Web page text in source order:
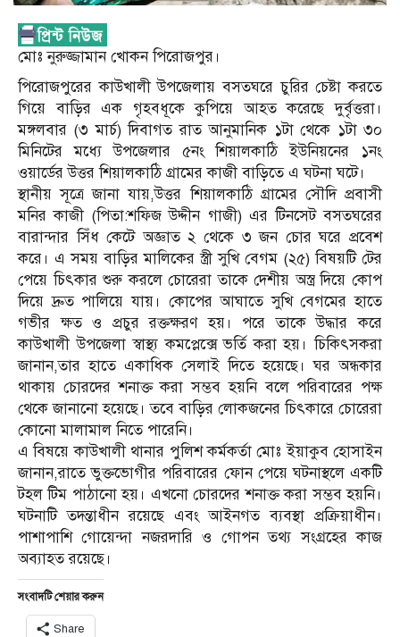
মোঃ নুরুজ্জামান খোকন পিরোজপুর।
পিরোজপুরের কাউখালী উপজেলায় বসতঘরে চুরির চেষ্টা করতে
গিয়ে বাড়ির এক গৃহবধূকে কুপিয়ে আহত করেছে দুর্বৃত্তরা।
মঙ্গলবার (৩ মার্চ) দিবাগত রাত আনুমানিক ১টা থেকে ১টা ৩০
মিনিটের মধ্যে উপজেলার ৫নং শিয়ালকাঠি ইউনিয়নের ১নং
ওয়ার্ডের উত্তর শিয়ালকাঠি গ্রামের কাজী বাড়িতে এ ঘটনা ঘটে।
স্থানীয় সূত্রে জানা যায়,উত্তর শিয়ালকাঠি গ্রামের সৌদি প্রবাসী
মনির কাজী (পিতা:শফিজ উদ্দীন গাজী) এর টিনসেট বসতঘরের
বারান্দার সিঁধ কেটে অজ্ঞাত ২ থেকে ৩ জন চোর ঘরে প্রবেশ
করে। এ সময় বাড়ির মালিকের স্ত্রী সুখি বেগম (২৫) বিষয়টি টের
পেয়ে চিৎকার শুরু করলে চোরেরা তাকে দেশীয় অস্ত্র দিয়ে কোপ
দিয়ে দ্রুত পালিয়ে যায়। কোপের আঘাতে সুখি বেগমের হাতে
গভীর ক্ষত ও প্রচুর রক্তক্ষরণ হয়। পরে তাকে উদ্ধার করে
কাউখালী উপজেলা স্বাস্থ্য কমপ্লেক্সে ভর্তি করা হয়। চিকিৎসকরা
জানান,তার হাতে একাধিক সেলাই দিতে হয়েছে। ঘর অন্ধকার
থাকায় চোরদের শনাক্ত করা সম্ভব হয়নি বলে পরিবারের পক্ষ
থেকে জানানো হয়েছে। তবে বাড়ির লোকজনের চিৎকারে চোরেরা
কোনো মালামাল নিতে পারেনি।
এ বিষয়ে কাউখালী থানার পুলিশ কর্মকর্তা মোঃ ইয়াকুব হোসাইন
জানান,রাতে ভুক্তভোগীর পরিবারের ফোন পেয়ে ঘটনাস্থলে একটি
টহল টিম পাঠানো হয়। এখনো চোরদের শনাক্ত করা সম্ভব হয়নি।
ঘটনাটি তদন্তাধীন রয়েছে এবং আইনগত ব্যবস্থা প্রক্রিয়াধীন।
পাশাপাশি গোয়েন্দা নজরদারি ও গোপন তথ্য সংগ্রহের কাজ
অব্যাহত রয়েছে।
সংবাদটি শেয়ার করুন
Share